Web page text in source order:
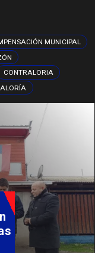
MUNICIPAL
CONTRALORIA